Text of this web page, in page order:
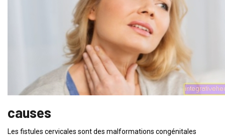
causes
Les fistules cervicales sont des malformations congénitales